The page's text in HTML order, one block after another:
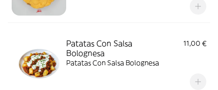
Patatas Con Salsa
Bolognesa
11,00 €
Patatas Con Salsa Bolognesa